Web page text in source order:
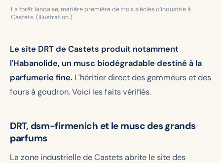
La forêt landaise, matière première de trois siècles d'industrie à
Castets. (Illustration.)
Le site DRT de Castets produit notamment
l'Habanolide, un musc biodégradable destiné à la
parfumerie fine. L'héritier direct des gemmeurs et des
fours à goudron. Voici les faits vérifiés.
DRT, dsm-firmenich et le musc des grands
parfums
La zone industrielle de Castets abrite le site des